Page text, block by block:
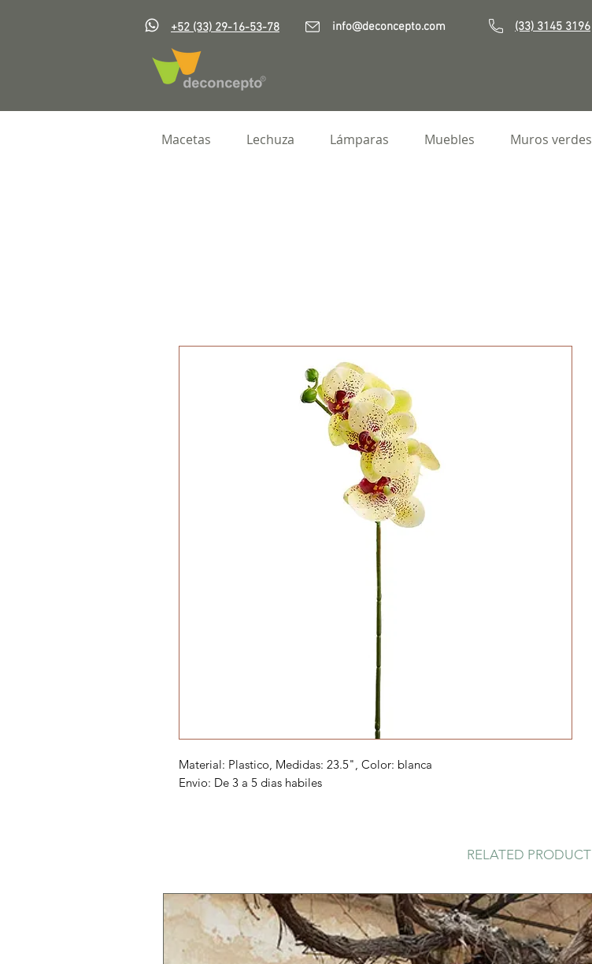
+52 (33) 29-16-53-78 info@deconcepto.com (33) 3145 3196
Macetas Lechuza Lámparas Muebles Muros verdes
Material: Plastico, Medidas: 23.5", Color: blanca
Envio: De 3 a 5 dias habiles
RELATED PRODUCT